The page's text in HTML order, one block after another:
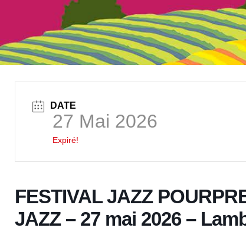
DATE
27 Mai 2026
Expiré!
FESTIVAL JAZZ
JAZZ – 27 mai 2026 –